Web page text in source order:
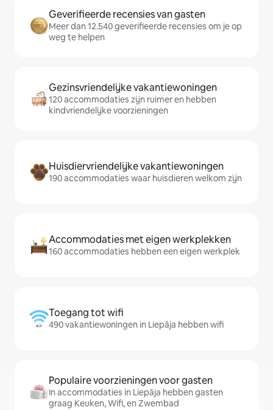
Geverifieerde recensies van gasten
Meer dan 12.540 geverifieerde recensies om je op
weg te helpen
Gezinsvriendelijke vakantiewoningen
120 accommodaties zijn ruimer en hebben
kindvriendelijke voorzieningen
Huisdiervriendelijke vakantiewoningen
190 accommodaties waar huisdieren welkom zijn
Accommodaties met eigen werkplekken
160 accommodaties hebben een eigen werkplek
Toegang tot wifi
490 vakantiewoningen in Liepāja hebben wifi
Populaire voorzieningen voor gasten
In accommodaties in Liepāja hebben gasten
graag Keuken, Wifi, en Zwembad